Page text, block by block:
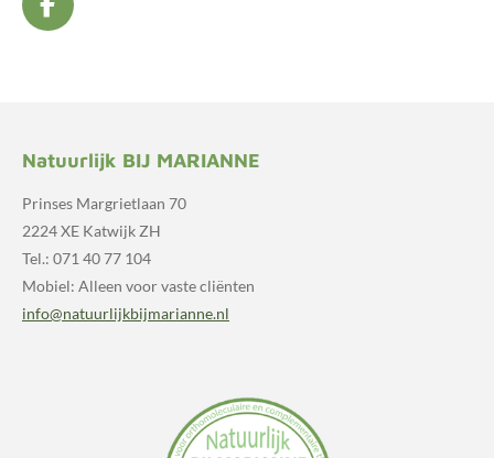
F
a
o
Natuurlijk BIJ MARIANNE
Prinses Margrietlaan 70
2224 XE Katwijk ZH
Tel.: 071 40 77 104
Mobiel: Alleen voor vaste cliënten
info@natuurlijkbijmarianne.nl